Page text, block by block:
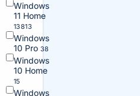
Windows
11 Home
13813
Windows
10 Pro 38
Windows
10 Home
15
Windows